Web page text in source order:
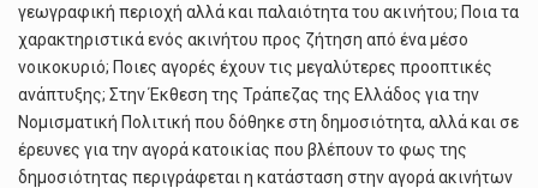
γεωγραφική περιοχή αλλά και παλαιότητα του ακινήτου; Ποια τα
χαρακτηριστικά ενός ακινήτου προς ζήτηση από ένα μέσο
νοικοκυριό; Ποιες αγορές έχουν τις μεγαλύτερες προοπτικές
ανάπτυξης; Στην Έκθεση της Τράπεζας της Ελλάδος για την
Νομισματική Πολιτική που δόθηκε στη δημοσιότητα, αλλά και σε
έρευνες για την αγορά κατοικίας που βλέπουν το φως της
δημοσιότητας περιγράφεται η κατάσταση στην αγορά ακινήτων